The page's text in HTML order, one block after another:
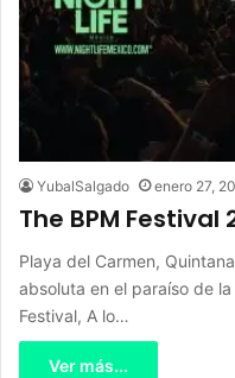
YubalSalgado enero 27,
The BPM Festival
Playa del Carmen,
absoluta en el paraíso de
Festival, A lo…
Ver más...